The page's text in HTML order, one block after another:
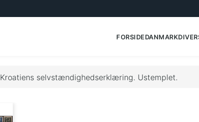
FORSIDEDANMARK
Kroatiens selvstændighedserklæring. Ustemplet.